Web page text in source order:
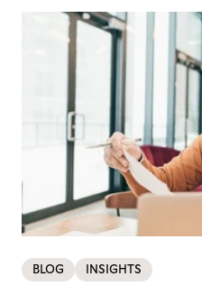
BLOG INSIGHTS